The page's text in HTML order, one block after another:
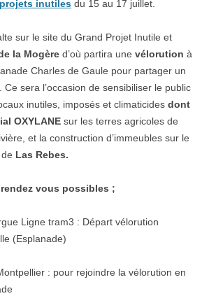
inutiles du 15 au 17 juillet.
sur le site du Grand Projet Inutile et
la Mogère d’où partira une vélorution à
Charles de Gaule pour partager un
Ce sera l’occasion de sensibiliser le public
inutiles, imposés et climaticides dont
OXYLANE sur les terres agricoles de
et la construction d’immeubles sur le
Las Rebes.
vous possibles ;
Ligne tram3 : Départ vélorution
(Esplanade)
: pour rejoindre la vélorution en